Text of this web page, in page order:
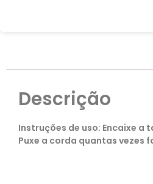
Descrição
Instruções de uso: Encaixe
Puxe a corda quantas vezes